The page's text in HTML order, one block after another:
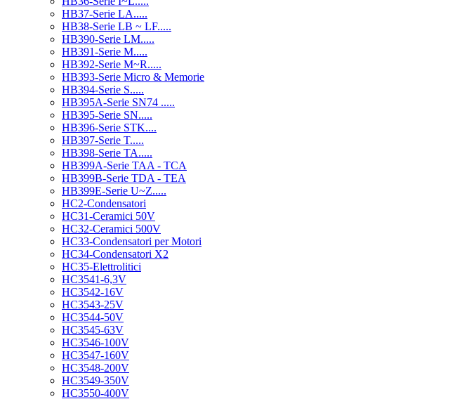
HB37-Serie LA.....
HB38-Serie LB ~ LF.....
HB390-Serie LM.....
HB391-Serie M.....
HB392-Serie M~R.....
HB393-Serie Micro & Memorie
HB394-Serie S.....
HB395A-Serie SN74 .....
HB395-Serie SN.....
HB396-Serie STK....
HB397-Serie T.....
HB398-Serie TA.....
HB399A-Serie TAA - TCA
HB399B-Serie TDA - TEA
HB399E-Serie U~Z.....
HC2-Condensatori
HC31-Ceramici 50V
HC32-Ceramici 500V
HC33-Condensatori per Motori
HC34-Condensatori X2
HC35-Elettrolitici
HC3541-6,3V
HC3542-16V
HC3543-25V
HC3544-50V
HC3545-63V
HC3546-100V
HC3547-160V
HC3548-200V
HC3549-350V
HC3550-400V